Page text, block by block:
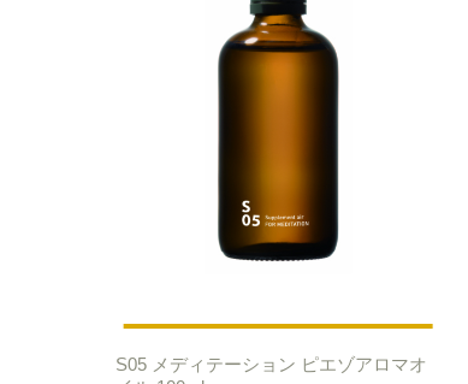
S05 メディテーション ピエゾアロマオ